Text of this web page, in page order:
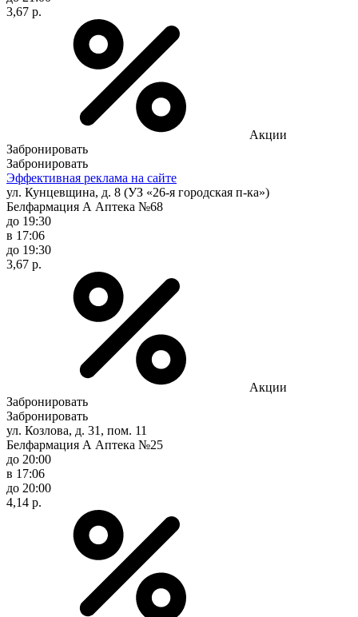
3,67 р.
Акции
Забронировать
Забронировать
Эффективная реклама на сайте
ул. Кунцевщина, д. 8 (УЗ «26-я городская п-ка»)
Белфармация А Аптека №68
до 19:30
в 17:06
до 19:30
3,67 р.
Акции
Забронировать
Забронировать
ул. Козлова, д. 31, пом. 11
Белфармация А Аптека №25
до 20:00
в 17:06
до 20:00
4,14 р.